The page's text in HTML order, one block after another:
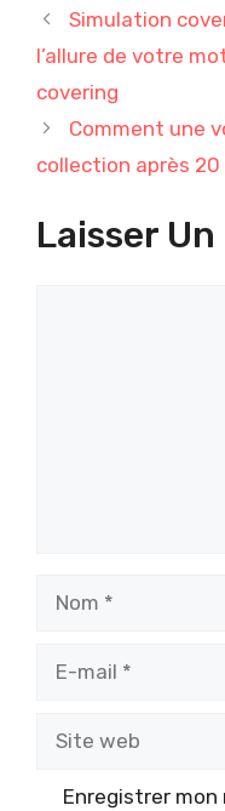
Simulation
l’allure de votre
covering
Comment une
collection après 20
Laisser
Enregistrer